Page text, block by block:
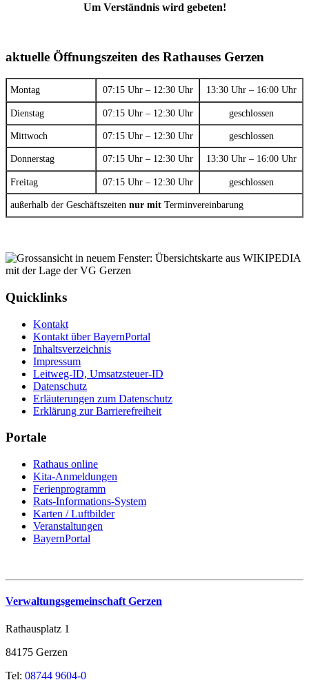
Um Verständnis wird gebeten!
aktuelle Öffnungszeiten des Rathauses Gerzen
Montag 07:15 Uhr – 12:30 Uhr 13:30 Uhr – 16:00 Uhr
Dienstag 07:15 Uhr – 12:30 Uhr geschlossen
Mittwoch 07:15 Uhr – 12:30 Uhr geschlossen
Donnerstag 07:15 Uhr – 12:30 Uhr 13:30 Uhr – 16:00 Uhr
Freitag 07:15 Uhr – 12:30 Uhr geschlossen
außerhalb der Geschäftszeiten nur mit Terminvereinbarung
Quicklinks
Kontakt
Kontakt über BayernPortal
Inhaltsverzeichnis
Impressum
Leitweg-ID, Umsatzsteuer-ID
Datenschutz
Erläuterungen zum Datenschutz
Erklärung zur Barrierefreiheit
Portale
Rathaus online
Kita-Anmeldungen
Ferienprogramm
Rats-Informations-System
Karten / Luftbilder
Veranstaltungen
BayernPortal
Verwaltungsgemeinschaft Gerzen
Rathausplatz 1
84175 Gerzen
Tel: 08744 9604-0